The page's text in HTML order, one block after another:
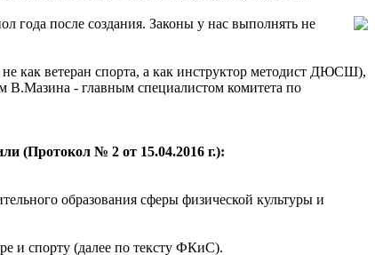
года после создания. Законы у нас выполнять не
как ветеран спорта, а как инструктор методист ДЮСШ),
В.Мазина - главным специалистом комитета по
(Протокол № 2 от 15.04.2016 г.):
образования сферы физической культуры и
и спорту (далее по тексту ФКиС).